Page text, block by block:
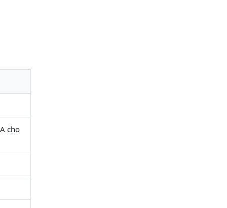
cho